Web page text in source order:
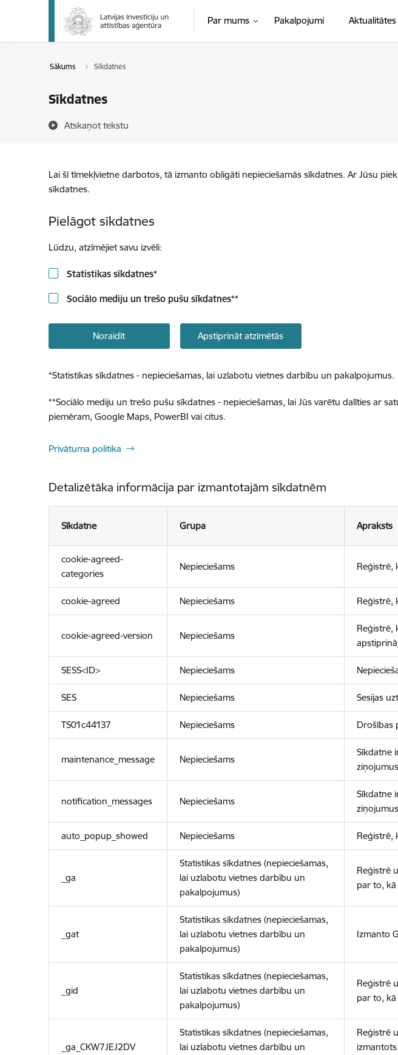
Pāriet uz lapas saturu
Par mums Pakalpojumi Aktualitātes
Sākums Sīkdatnes
Sīkdatnes
Atskaņot tekstu
Lai šī tīmekļvietne darbotos, tā izmanto obligāti nepieciešamās sīkdatnes. Ar Jūsu
sīkdatnes.
Pielāgot sīkdatnes
Lūdzu, atzīmējiet savu izvēli:
Statistikas sīkdatnes*
Sociālo mediju un trešo pušu sīkdatnes**
Noraidīt Apstiprināt atzīmētās
*Statistikas sīkdatnes - nepieciešamas, lai uzlabotu vietnes darbību un pakalpojumus.
**Sociālo mediju un trešo pušu sīkdatnes - nepieciešamas, lai Jūs varētu dalīties ar
piemēram, Google Maps, PowerBI vai citus.
Privātuma politika
Detalizētāka informācija par izmantotajām sīkdatnēm
Sīkdatne Grupa Apraksts
cookie-agreed-
categories
Nepieciešams Reģistrē,
cookie-agreed Nepieciešams Reģistrē,
cookie-agreed-version Nepieciešams
Reģistrē,
SESS<ID> Nepieciešams
SES Nepieciešams Sesijas
TS01c44137 Nepieciešams Drošības
maintenance_message Nepieciešams
Sīkdatne
notification_messages Nepieciešams
Sīkdatne
auto_popup_showed Nepieciešams Reģistrē,
_ga
Statistikas sīkdatnes (nepieciešamas,
lai uzlabotu vietnes darbību un
pakalpojumus)
Reģistrē
par to,
_gat
Statistikas sīkdatnes (nepieciešamas,
lai uzlabotu vietnes darbību un
pakalpojumus)
Izmanto
_gid
Statistikas sīkdatnes (nepieciešamas,
lai uzlabotu vietnes darbību un
pakalpojumus)
Reģistrē
par to,
_ga_CKW7JEJ2DV
Statistikas sīkdatnes (nepieciešamas,
lai uzlabotu vietnes darbību un
Reģistrē